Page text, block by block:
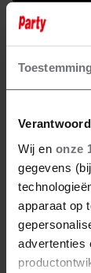
Toestemming
Wij en onze
gegevens
apparaat op
advertenties
16
MODE